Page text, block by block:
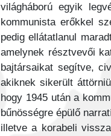
világháború egyik
kommunista erőkkel
pedig ellátatlanul
amelynek résztvevői
bajtársaikat segítve,
akiknek sikerült
hogy 1945 után a
bűnösségre épülő
illetve a korabeli